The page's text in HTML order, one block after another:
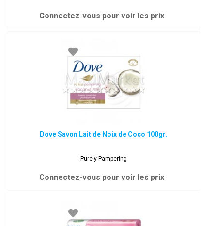
Connectez-vous pour voir les prix
Dove Savon Lait de Noix de Coco 100gr.
Purely Pampering
Connectez-vous pour voir les prix